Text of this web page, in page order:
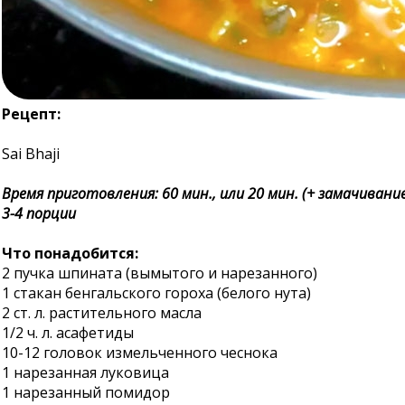
Рецепт:
Sai Bhaji
Время приготовления: 60 мин., или 20 мин. (+
3-4 порции
Что понадобится:
2 пучка шпината (вымытого и нарезанного)
1 стакан бенгальского гороха (белого нута)
2 ст. л. растительного масла
1/2 ч. л. асафетиды
10-12 головок измельченного чеснока
1 нарезанная луковица
1 нарезанный помидор